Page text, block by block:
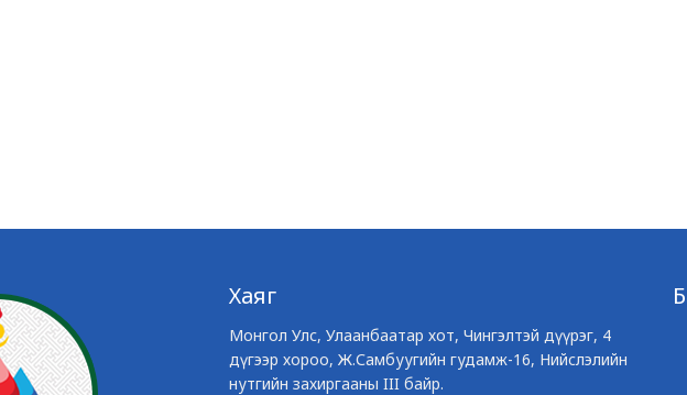
Хаяг
Монгол Улс, Улаанбаатар хот, Чингэлтэй дүүрэг, 4
дүгээр хороо, Ж.Самбуугийн гудамж-16, Нийслэлийн
нутгийн захиргааны III байр.